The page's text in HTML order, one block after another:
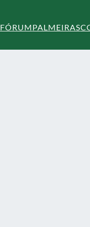
FÓRUMPALMEIRAS